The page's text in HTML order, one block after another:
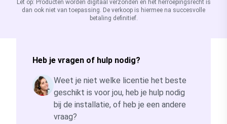
Let op: Producten worden digitaal verzonden en het herroepingsrecht is
dan ook niet van toepassing. De verkoop is hiermee na succesvolle
betaling definitief.
Heb je vragen of hulp nodig?
Weet je niet welke licentie het beste
geschikt is voor jou, heb je hulp nodig
bij de installatie, of heb je een andere
vraag?